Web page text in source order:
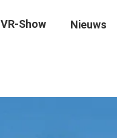
VR-Show Nieuws